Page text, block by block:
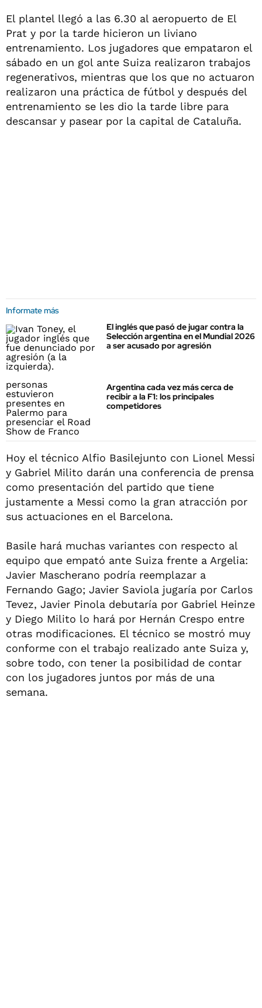
El plantel llegó a las 6.30 al aeropuerto de El
Prat y por la tarde hicieron un liviano
entrenamiento. Los jugadores que empataron el
sábado en un gol ante Suiza realizaron trabajos
regenerativos, mientras que los que no actuaron
realizaron una práctica de fútbol y después del
entrenamiento se les dio la tarde libre para
descansar y pasear por la capital de Cataluña.
Informate más
El inglés que pasó de jugar contra la
Selección argentina en el Mundial 2026
a ser acusado por agresión
Argentina cada vez más cerca de
recibir a la F1: los principales
competidores
Hoy el técnico Alfio Basilejunto con Lionel Messi
y Gabriel Milito darán una conferencia de prensa
como presentación del partido que tiene
justamente a Messi como la gran atracción por
sus actuaciones en el Barcelona.
Basile hará muchas variantes con respecto al
equipo que empató ante Suiza frente a Argelia:
Javier Mascherano podría reemplazar a
Fernando Gago; Javier Saviola jugaría por Carlos
Tevez, Javier Pinola debutaría por Gabriel Heinze
y Diego Milito lo hará por Hernán Crespo entre
otras modificaciones. El técnico se mostró muy
conforme con el trabajo realizado ante Suiza y,
sobre todo, con tener la posibilidad de contar
con los jugadores juntos por más de una
semana.